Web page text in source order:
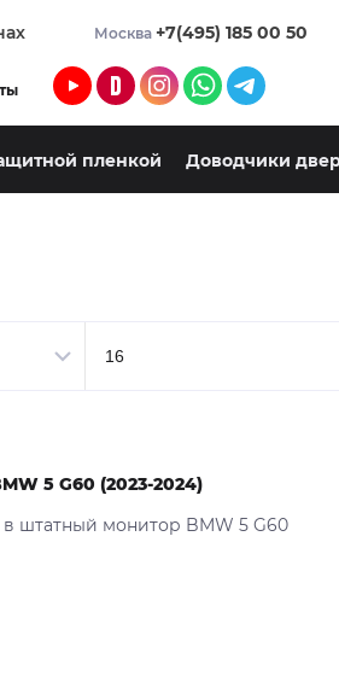
Москва +7(495) 185 00 50
пленкой Доводчики
5 G60 (2023-2024)
в штатный монитор BMW 5 G60